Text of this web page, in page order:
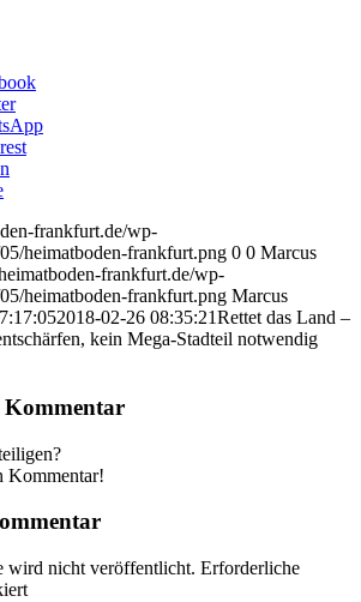
frankfurt.de/wp-
heimatboden-frankfurt.png 0 0 Marcus
frankfurt.de/wp-
heimatboden-frankfurt.png Marcus
2018-02-26 08:35:21Rettet das Land –
kein Mega-Stadteil notwendig
Kommentar
Kommentar!
wird nicht veröffentlicht. Erforderliche